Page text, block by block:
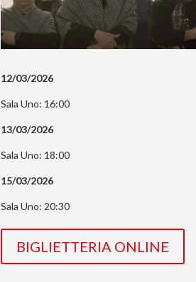
12/03/2026
Sala Uno: 16:00
13/03/2026
Sala Uno: 18:00
15/03/2026
Sala Uno: 20:30
BIGLIETTERIA ONLINE